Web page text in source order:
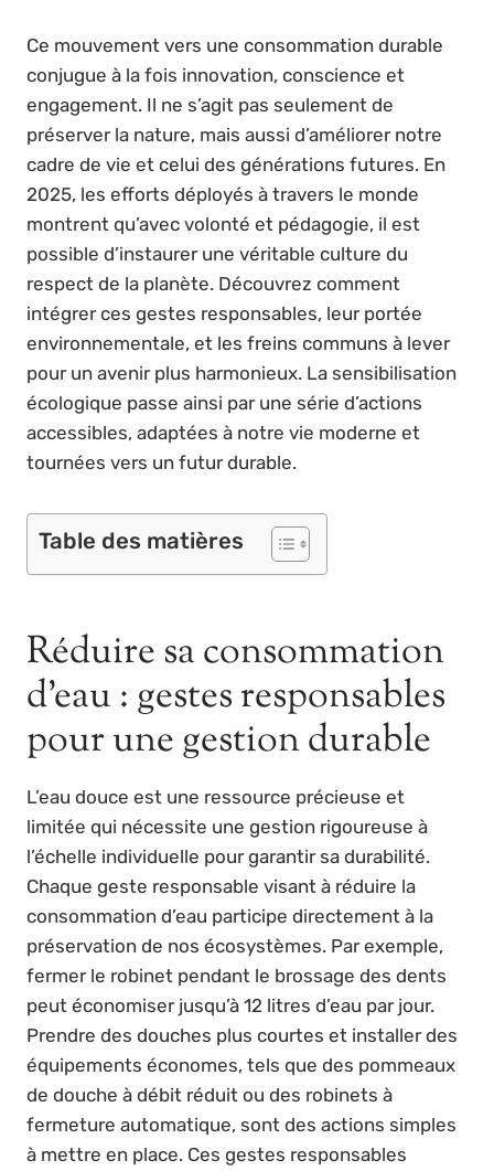
Ce mouvement vers une consommation durable
conjugue à la fois innovation, conscience et
engagement. Il ne s’agit pas seulement de
préserver la nature, mais aussi d’améliorer notre
cadre de vie et celui des générations futures. En
2025, les efforts déployés à travers le monde
montrent qu’avec volonté et pédagogie, il est
possible d’instaurer une véritable culture du
respect de la planète. Découvrez comment
intégrer ces gestes responsables, leur portée
environnementale, et les freins communs à lever
pour un avenir plus harmonieux. La sensibilisation
écologique passe ainsi par une série d’actions
accessibles, adaptées à notre vie moderne et
tournées vers un futur durable.
Table des matières
Réduire sa consommation
d’eau : gestes responsables
pour une gestion durable
L’eau douce est une ressource précieuse et
limitée qui nécessite une gestion rigoureuse à
l’échelle individuelle pour garantir sa durabilité.
Chaque geste responsable visant à réduire la
consommation d’eau participe directement à la
préservation de nos écosystèmes. Par exemple,
fermer le robinet pendant le brossage des dents
peut économiser jusqu’à 12 litres d’eau par jour.
Prendre des douches plus courtes et installer des
équipements économes, tels que des pommeaux
de douche à débit réduit ou des robinets à
fermeture automatique, sont des actions simples
à mettre en place. Ces gestes responsables